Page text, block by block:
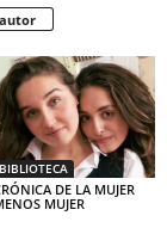
BIBLIOTECA
DE LA MUJER
MUJER